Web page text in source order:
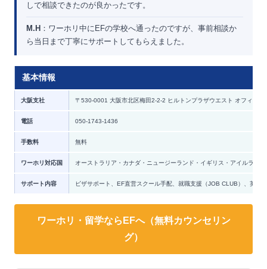
しで相談できたのが良かったです。
M.H ：ワーホリ中にEFの学校へ通ったのですが、事前相談か
ら当日まで丁寧にサポートしてもらえました。
基本情報
大阪支社 〒530-0001 大阪市北区梅田2-2-2 ヒルトンプラザウエスト オフィスタ
電話 050-1743-1436
手数料 無料
ワーホリ対応国 オーストラリア・カナダ・ニュージーランド・イギリス・アイルラン
サポート内容 ビザサポート、EF直営スクール手配、就職支援（JOB CLUB）、英文
ワーホリ・留学ならEFへ（無料カウンセリン
グ）